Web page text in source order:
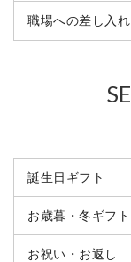
職場への差し入れ
誕生日ギフト
お歳暮・冬ギフト
お祝い・お返し